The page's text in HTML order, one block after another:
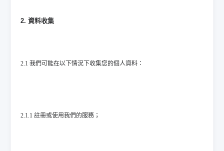
2. 資料收集
2.1 我們可能在以下情況下收集您的個人資料：
2.1.1 註冊或使用我們的服務；